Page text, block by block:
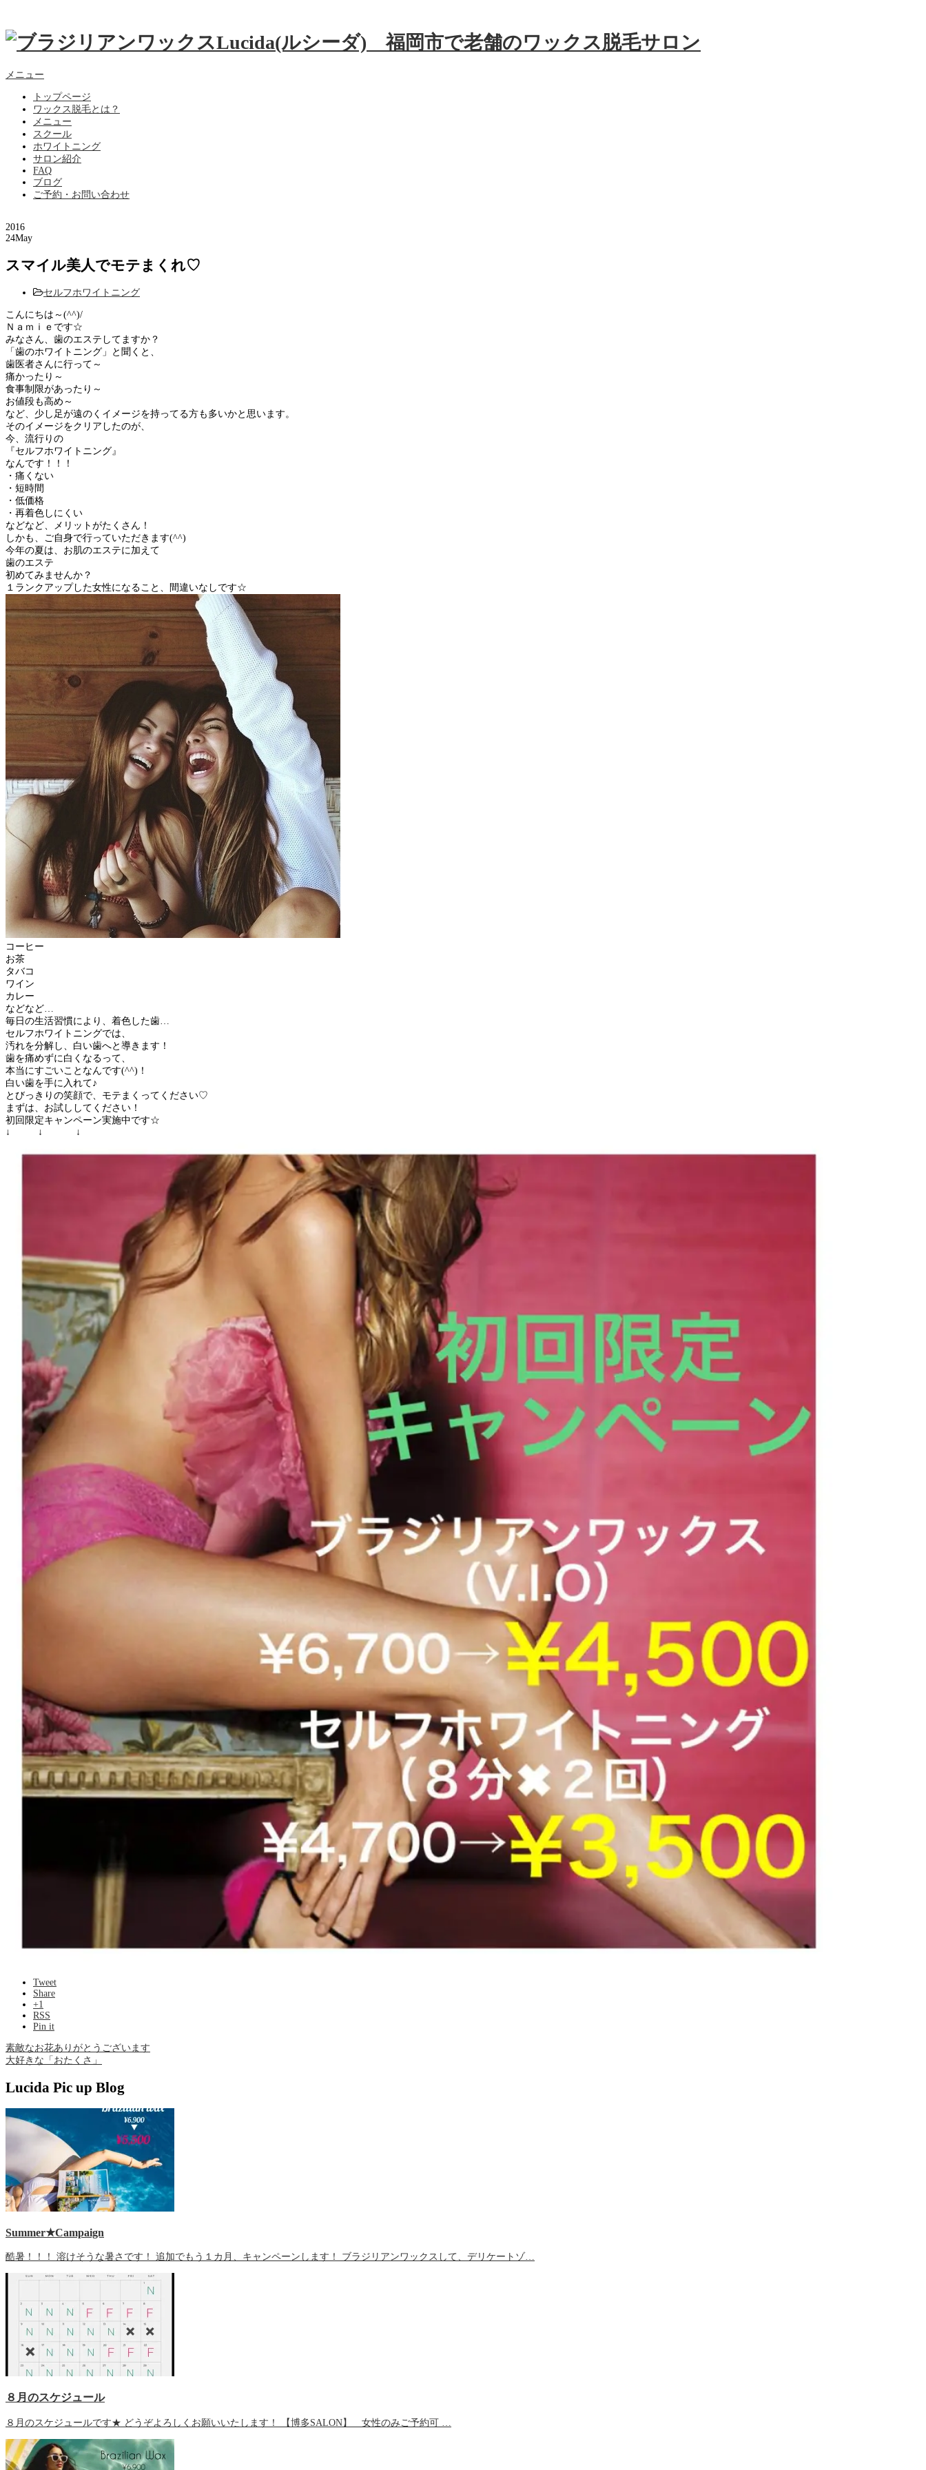
メニュー
トップページ
ワックス脱毛とは？
メニュー
スクール
ホワイトニング
サロン紹介
FAQ
ブログ
ご予約・お問い合わせ
2016
24May
スマイル美人でモテまくれ♡
セルフホワイトニング
こんにちは～(^^)/
Ｎａｍｉｅです☆
みなさん、歯のエステしてますか？
「歯のホワイトニング」と聞くと、
歯医者さんに行って～
痛かったり～
食事制限があったり～
お値段も高め～
など、少し足が遠のくイメージを持ってる方も多いかと思います。
そのイメージをクリアしたのが、
今、流行りの
『セルフホワイトニング』
なんです！！！
・痛くない
・短時間
・低価格
・再着色しにくい
などなど、メリットがたくさん！
しかも、ご自身で行っていただきます(^^)
今年の夏は、お肌のエステに加えて
歯のエステ
初めてみませんか？
１ランクアップした女性になること、間違いなしです☆
コーヒー
お茶
タバコ
ワイン
カレー
などなど…
毎日の生活習慣により、着色した歯…
セルフホワイトニングでは、
汚れを分解し、白い歯へと導きます！
歯を痛めずに白くなるって、
本当にすごいことなんです(^^)！
白い歯を手に入れて♪
とびっきりの笑顔で、モテまくってください♡
まずは、お試ししてください！
初回限定キャンペーン実施中です☆
↓ ↓ ↓
Tweet
Share
+1
RSS
Pin it
素敵なお花ありがとうございます
大好きな「おたくさ」
Lucida Pic up Blog
Summer★Campaign
酷暑！！！ 溶けそうな暑さです！ 追加でもう１カ月、キャンペーンします！ ブラジリアンワックスして、デリケートゾ…
８月のスケジュール
８月のスケジュールです★ どうぞよろしくお願いいたします！ 【博多SALON】 女性のみご予約可 …